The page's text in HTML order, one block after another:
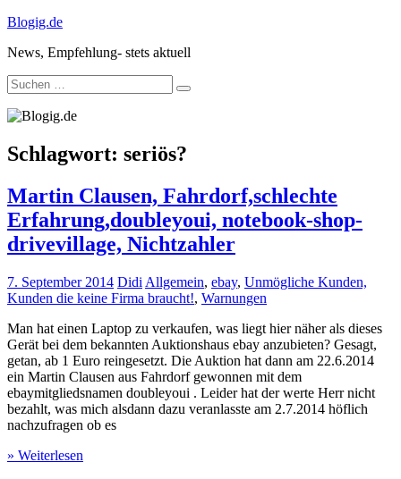
Zum
springen
Blogig.de
News, Empfehlung- stets aktuell
Suche
nach:
Schlagwort: seriös?
Martin Clausen, Fahrdorf,schlechte
Erfahrung,doubleyoui, notebook-shop-
drivevillage, Nichtzahler
7. September 2014 Didi Allgemein, ebay, Unmögliche Kunden,
Kunden die keine Firma braucht!, Warnungen
Man hat einen Laptop zu verkaufen, was liegt hier näher als dieses
Gerät bei dem bekannten Auktionshaus ebay anzubieten? Gesagt,
getan, ab 1 Euro reingesetzt. Die Auktion hat dann am 22.6.2014
ein Martin Clausen aus Fahrdorf gewonnen mit dem
ebaymitgliedsnamen doubleyoui . Leider hat der werte Herr nicht
bezahlt, was mich alsdann dazu veranlasste am 2.7.2014 höflich
nachzufragen ob es
» Weiterlesen